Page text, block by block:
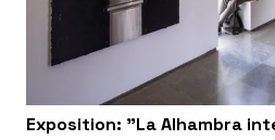
Exposition: "La Alhambra